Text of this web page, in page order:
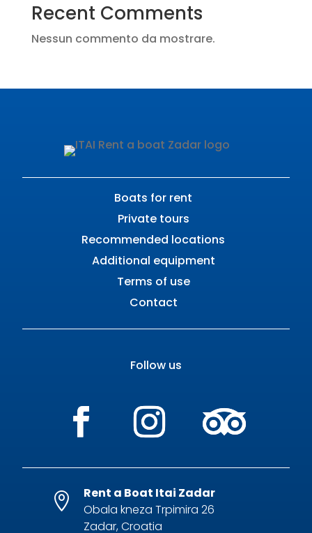
Recent Comments
Nessun commento da mostrare.
Boats for rent
Private tours
Recommended locations
Additional equipment
Terms of use
Contact
Follow us

Rent a Boat Itai Zadar
Obala kneza Trpimira 26
Zadar, Croatia